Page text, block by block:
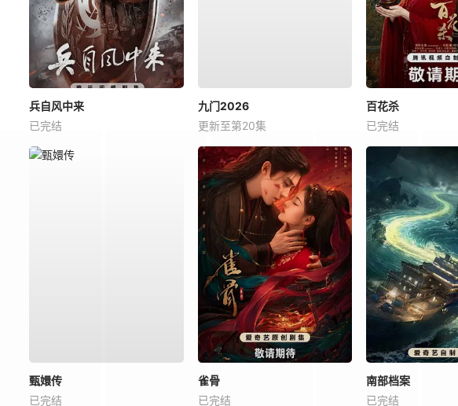
兵自风中来
已完结
九门2026
更新至第20集
百花杀
已完结
甄嬛传
已完结
雀骨
已完结
南部档案
已完结